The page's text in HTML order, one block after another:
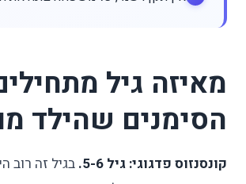
מאיזה גיל
הסימנים שהילד
קונסנזוס פדגוגי: גיל 5-6.
בגיל זה רוב